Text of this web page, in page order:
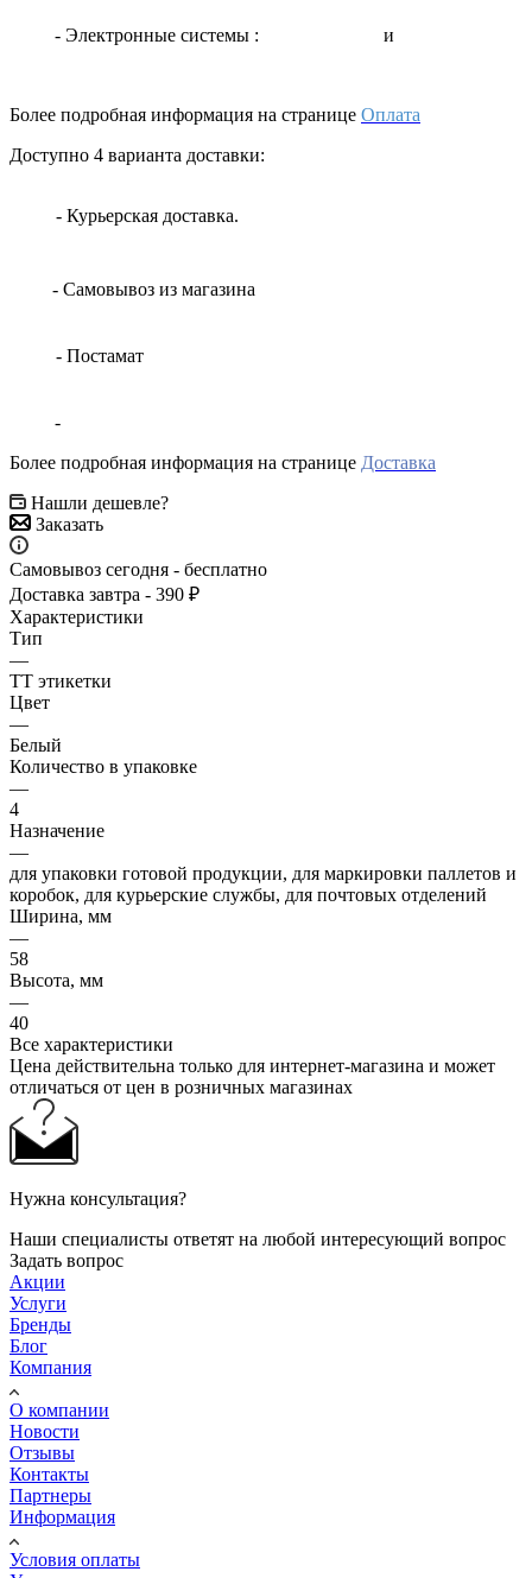
- Электронные системы : и
Более подробная информация на странице Оплата
Доступно 4 варианта доставки:
- Курьерская доставка.
- Самовывоз из магазина
- Постамат
-
Более подробная информация на странице Доставка
Нашли дешевле?
Заказать
Самовывоз сегодня - бесплатно
Доставка завтра - 390 ₽
Характеристики
Тип
—
ТТ этикетки
Цвет
—
Белый
Количество в упаковке
—
4
Назначение
—
для упаковки готовой продукции, для маркировки паллетов и
коробок, для курьерские службы, для почтовых отделений
Ширина, мм
—
58
Высота, мм
—
40
Все характеристики
Цена действительна только для интернет-магазина и может
отличаться от цен в розничных магазинах
Нужна консультация?
Наши специалисты ответят на любой интересующий вопрос
Задать вопрос
Акции
Услуги
Бренды
Блог
Компания
О компании
Новости
Отзывы
Контакты
Партнеры
Информация
Условия оплаты